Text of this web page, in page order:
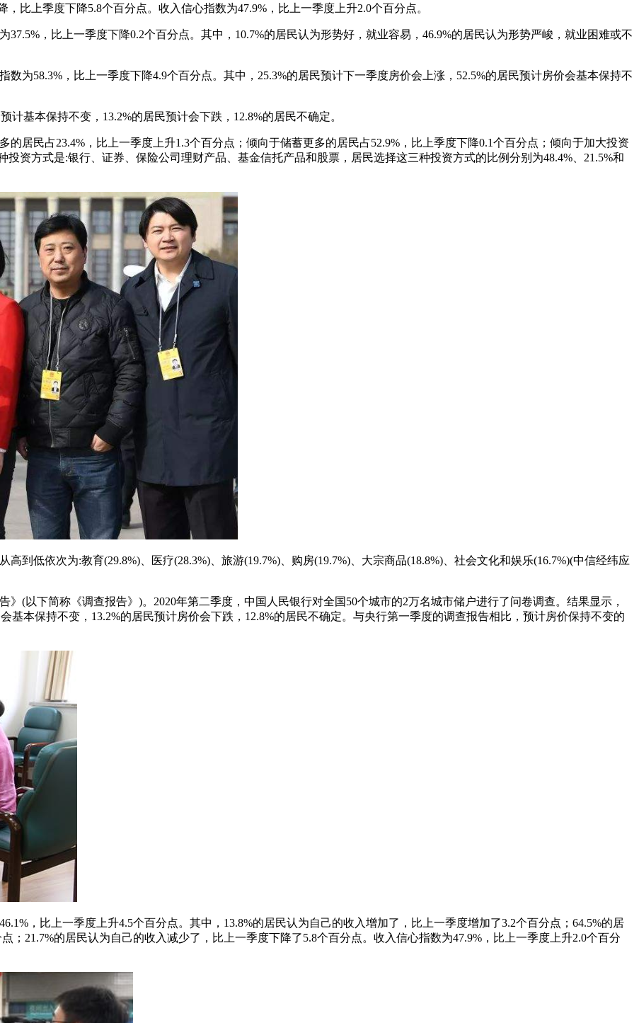
比上季度下降5.8个百分点。收入信心指数为47.9%，比上一季度上升2.0个百分点。
，比上一季度下降0.2个百分点。其中，10.7%的居民认为形势好，就业容易，46.9%的居民认为形势严峻，就业困难或不
为58.3%，比上一季度下降4.9个百分点。其中，25.3%的居民预计下一季度房价会上涨，52.5%的居民预计房价会基本保持不
基本保持不变，13.2%的居民预计会下跌，12.8%的居民不确定。
居民占23.4%，比上一季度上升1.3个百分点；倾向于储蓄更多的居民占52.9%，比上季度下降0.1个百分点；倾向于加大投资
投资方式是:银行、证券、保险公司理财产品、基金信托产品和股票，居民选择这三种投资方式的比例分别为48.4%、21.5%和
到低依次为:教育(29.8%)、医疗(28.3%)、旅游(19.7%)、购房(19.7%)、大宗商品(18.8%)、社会文化和娱乐(16.7%)(中信经纬应
》(以下简称《调查报告》)。2020年第二季度，中国人民银行对全国50个城市的2万名城市储户进行了问卷调查。结果显示，
基本保持不变，13.2%的居民预计房价会下跌，12.8%的居民不确定。与央行第一季度的调查报告相比，预计房价保持不变的
，比上一季度上升4.5个百分点。其中，13.8%的居民认为自己的收入增加了，比上一季度增加了3.2个百分点；64.5%的居
；21.7%的居民认为自己的收入减少了，比上一季度下降了5.8个百分点。收入信心指数为47.9%，比上一季度上升2.0个百分